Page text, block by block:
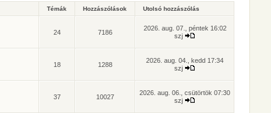
Témák Hozzászólások Utolsó hozzászólás
24 7186
2026. aug. 07., péntek 16:02
szj
18 1288
2026. aug. 04., kedd 17:34
szj
37 10027
2026. aug. 06., csütörtök 07:30
szj